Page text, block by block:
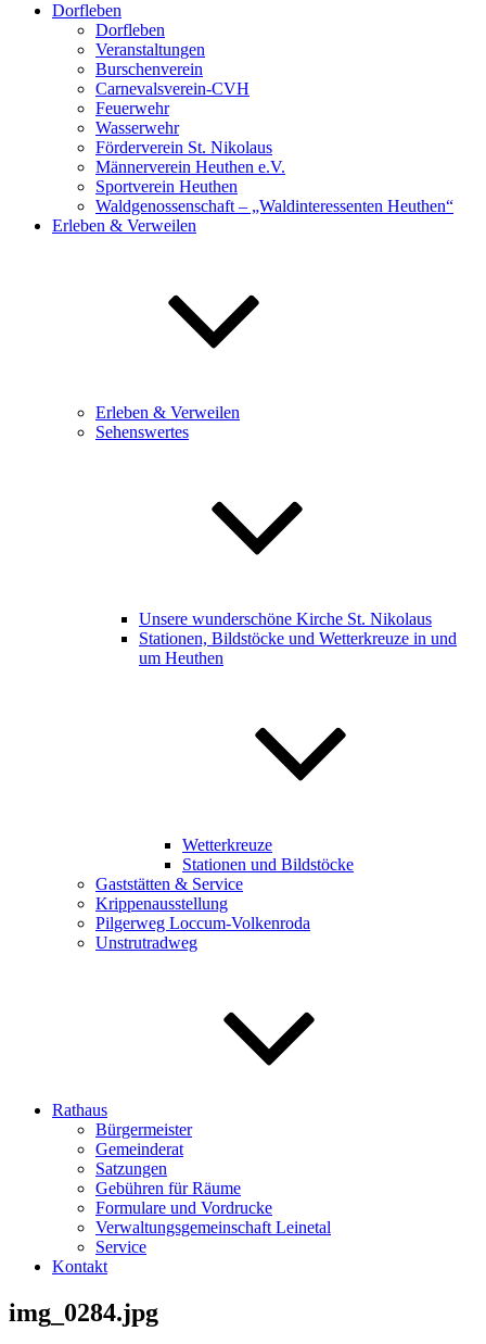
Dorfleben
Dorfleben
Veranstaltungen
Burschenverein
Carnevalsverein-CVH
Feuerwehr
Wasserwehr
Förderverein St. Nikolaus
Männerverein Heuthen e.V.
Sportverein Heuthen
Waldgenossenschaft – „Waldinteressenten Heuthen“
Erleben & Verweilen
Erleben & Verweilen
Sehenswertes
Unsere wunderschöne Kirche St. Nikolaus
Stationen, Bildstöcke und Wetterkreuze in und
um Heuthen
Wetterkreuze
Stationen und Bildstöcke
Gaststätten & Service
Krippenausstellung
Pilgerweg Loccum-Volkenroda
Unstrutradweg
Rathaus
Bürgermeister
Gemeinderat
Satzungen
Gebühren für Räume
Formulare und Vordrucke
Verwaltungsgemeinschaft Leinetal
Service
Kontakt
img_0284.jpg